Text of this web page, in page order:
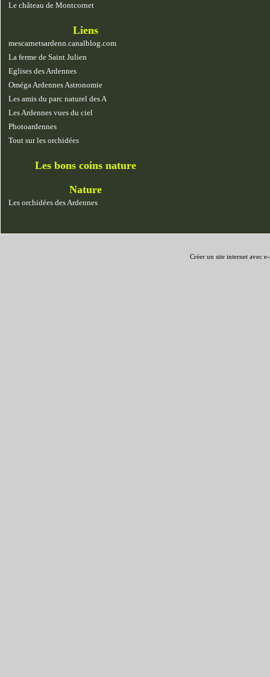
Le château de Montcornet
Liens
mescarnetsardenn.canalblog.com
La ferme de Saint Julien
Eglises des Ardennes
Oméga Ardennes Astronomie
Les amis du parc naturel des A
Les Ardennes vues du ciel
Photoardennes
Tout sur les orchidées
Les bons coins nature
Nature
Les orchidées des Ardennes
Créer un site internet avec